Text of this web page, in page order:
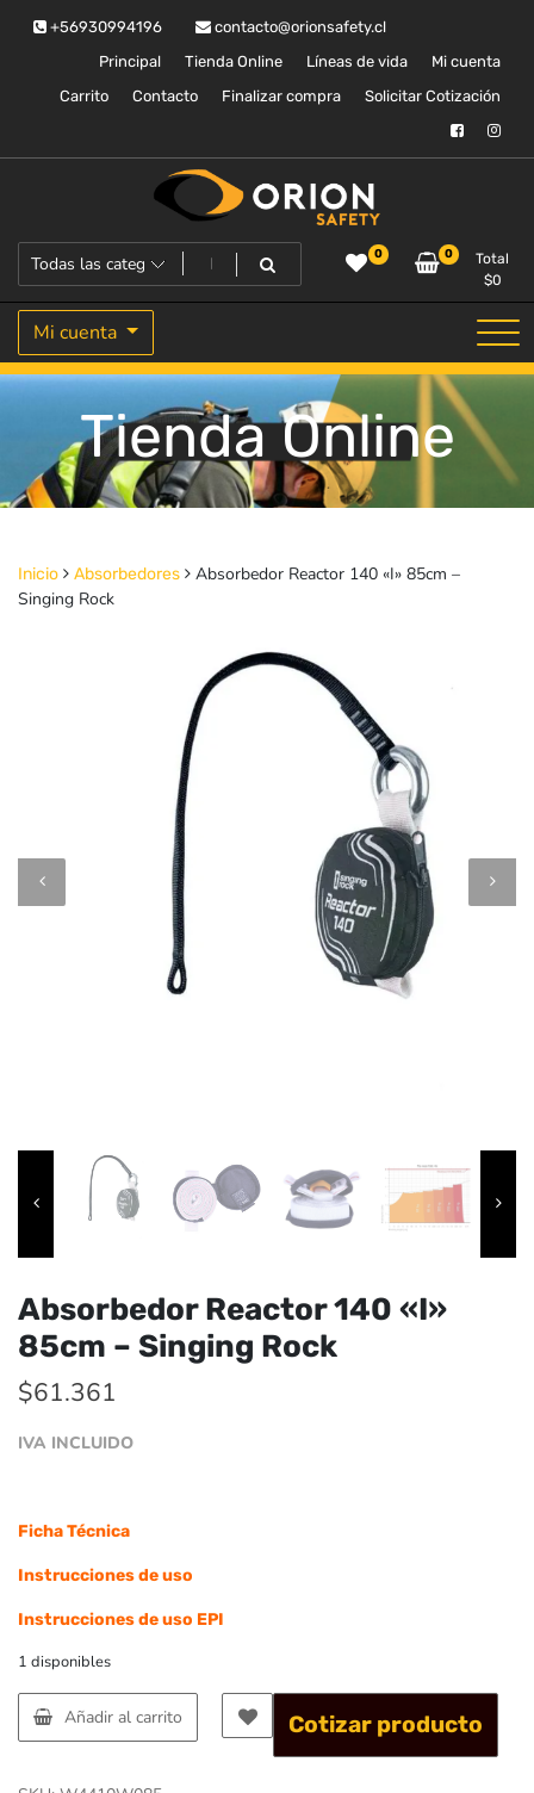
+56930994196
contacto@orionsafety.cl
Principal
Tienda Online Líneas de vida
Mi cuenta
Carrito
Contacto Finalizar compra Solicitar Cotización
Orion Safety
Equipos de proteccion personal 0 0
Total
$0
Mi cuenta
Tienda Online
Inicio Absorbedores
Absorbedor Reactor 140 «I» 85cm –
Singing Rock
Absorbedor Reactor 140 «I»
85cm – Singing Rock
$61.361
IVA INCLUIDO
Ficha Técnica
Instrucciones de uso
Instrucciones de uso EPI
1 disponibles
Añadir al carrito Cotizar producto